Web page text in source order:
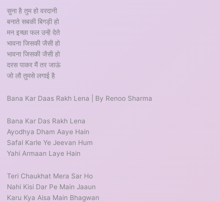
सुना है तुम हो वरदानी
बनाते सबकी बिगड़ी हो
मन इच्छा फल उन्हें देते
भावना जिसकी जैसी हो
भावना जिसकी जैसी हो
दरस पाकर मैं तर जाऊं
जो लौ तुमसे लगाई है
Bana Kar Daas Rakh Lena | By Renoo Sharma
Bana Kar Das Rakh Lena
Ayodhya Dham Aaye Hain
Safal Karle Ye Jeevan Hum
Yahi Armaan Laye Hain
Teri Chaukhat Mera Sar Ho
Nahi Kisi Dar Pe Main Jaaun
Karu Kya Aisa Main Bhagwan